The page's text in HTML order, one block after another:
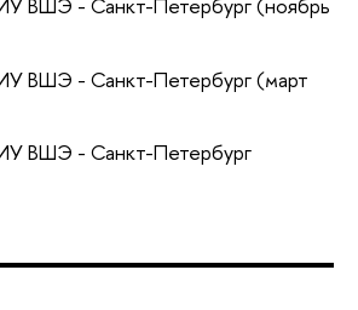
ВШЭ - Санкт-Петербург (ноябрь
ВШЭ - Санкт-Петербург (март
ВШЭ - Санкт-Петербург